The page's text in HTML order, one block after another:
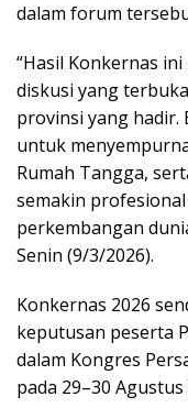
dalam forum
“Hasil Konkernas
diskusi yang
provinsi yang hadir.
untuk
Rumah Tangga,
semakin
perkembangan
Senin (9/3/2026).
Konkernas 2026
keputusan peserta
dalam Kongres
pada 29–30